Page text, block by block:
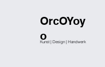
Kunst | Design | Handwerk
OrcOYoy
o